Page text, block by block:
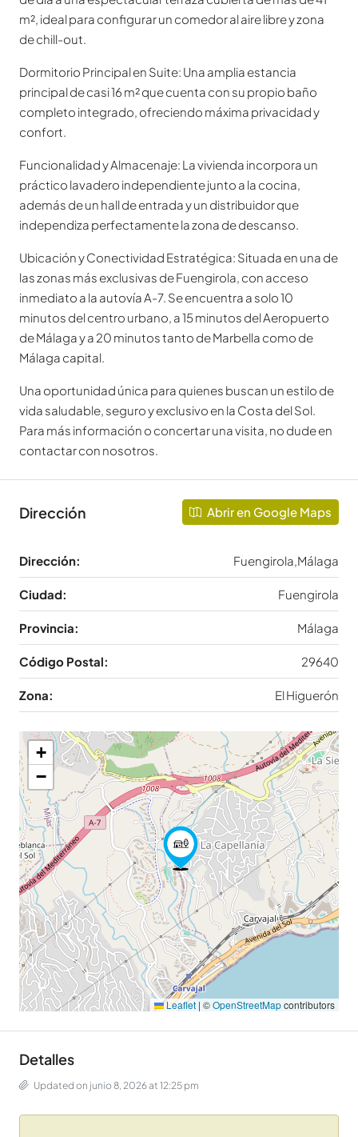
m², ideal para configurar un comedor al aire libre y zona
de chill-out.
Dormitorio Principal en Suite: Una amplia estancia
principal de casi 16 m² que cuenta con su propio baño
completo integrado, ofreciendo máxima privacidad y
confort.
Funcionalidad y Almacenaje: La vivienda incorpora un
práctico lavadero independiente junto a la cocina,
además de un hall de entrada y un distribuidor que
independiza perfectamente la zona de descanso.
Ubicación y Conectividad Estratégica: Situada en una de
las zonas más exclusivas de Fuengirola, con acceso
inmediato a la autovía A-7. Se encuentra a solo 10
minutos del centro urbano, a 15 minutos del Aeropuerto
de Málaga y a 20 minutos tanto de Marbella como de
Málaga capital.
Una oportunidad única para quienes buscan un estilo de
vida saludable, seguro y exclusivo en la Costa del Sol.
Para más información o concertar una visita, no dude en
contactar con nosotros.
Dirección Abrir en Google Maps
Dirección: Fuengirola,Málaga
Ciudad: Fuengirola
Provincia: Málaga
Código Postal: 29640
Zona: El Higuerón
+
−
Leaflet | ©OpenStreetMapcontributors
Detalles
Updated on junio 8, 2026 at 12:25 pm